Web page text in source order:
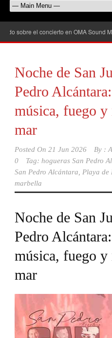
el concierto en OMA Sound Marbella
Noche de San
Pedro
música, fuego y
mar
Posted On 21 Jun 2026 By :
0
Tag: hogueras San Pedro
San Pedro Alcántara
Playa de
marbella
Noche de San
Pedro
música, fuego y
mar